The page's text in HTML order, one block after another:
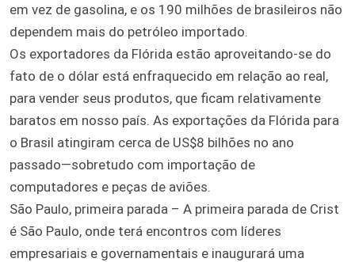
em vez de gasolina, e os 190 milhões de brasileiros não
dependem mais do petróleo importado.
Os exportadores da Flórida estão aproveitando-se do
fato de o dólar está enfraquecido em relação ao real,
para vender seus produtos, que ficam relativamente
baratos em nosso país. As exportações da Flórida para
o Brasil atingiram cerca de US$8 bilhões no ano
passado—sobretudo com importação de
computadores e peças de aviões.
São Paulo, primeira parada – A primeira parada de Crist
é São Paulo, onde terá encontros com líderes
empresariais e governamentais e inaugurará uma